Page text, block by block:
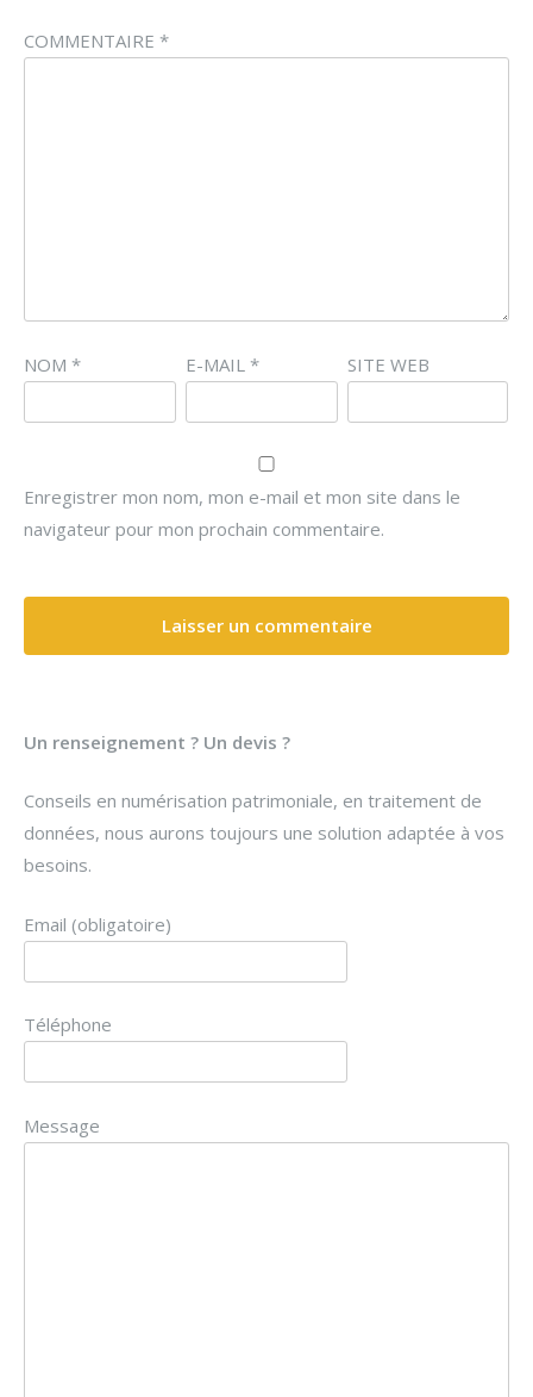
COMMENTAIRE *
NOM * E-MAIL * SITE WEB
Enregistrer mon nom, mon e-mail et mon site dans le
navigateur pour mon prochain commentaire.
Un renseignement ? Un devis ?
Conseils en numérisation patrimoniale, en traitement de
données, nous aurons toujours une solution adaptée à vos
besoins.
Email (obligatoire)
Téléphone
Message